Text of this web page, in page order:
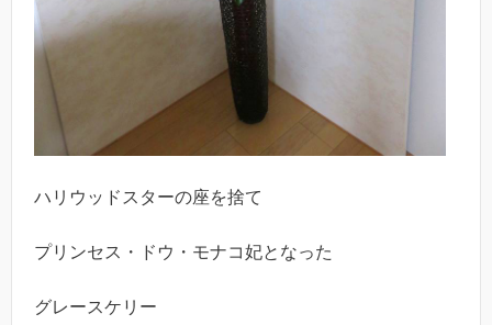
ハリウッドスターの座を捨て
プリンセス・ドウ・モナコ妃となった
グレースケリー